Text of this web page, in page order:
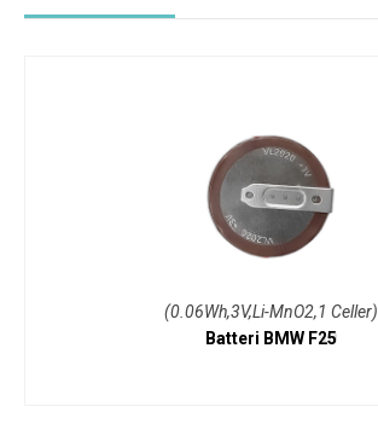
(0.06Wh,3V,Li-MnO2,1 Celler)
Batteri BMW F25